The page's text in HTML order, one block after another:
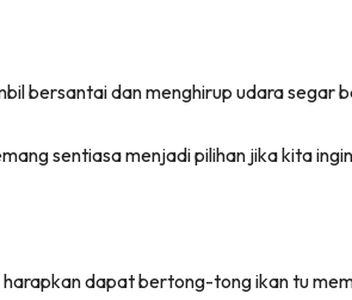
bersantai dan menghirup udara segar
sentiasa menjadi pilihan jika kita
dapat bertong-tong ikan tu